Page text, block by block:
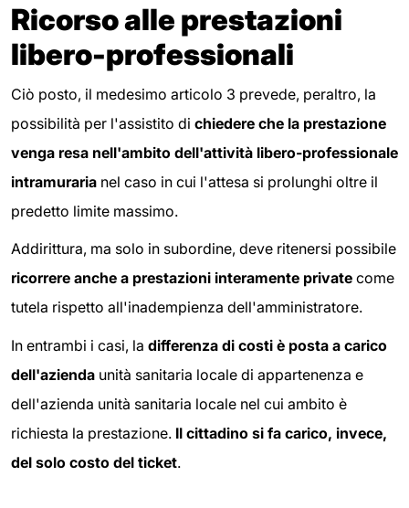
Ricorso alle prestazioni
libero-professionali
Ciò posto, il medesimo articolo 3 prevede, peraltro, la
possibilità per l'assistito di chiedere che la prestazione
venga resa nell'ambito dell'attività libero-professionale
intramuraria nel caso in cui l'attesa si prolunghi oltre il
predetto limite massimo.
Addirittura, ma solo in subordine, deve ritenersi possibile
ricorrere anche a prestazioni interamente private come
tutela rispetto all'inadempienza dell'amministratore.
In entrambi i casi, la differenza di costi è posta a carico
dell'azienda unità sanitaria locale di appartenenza e
dell'azienda unità sanitaria locale nel cui ambito è
richiesta la prestazione. Il cittadino si fa carico, invece,
del solo costo del ticket.